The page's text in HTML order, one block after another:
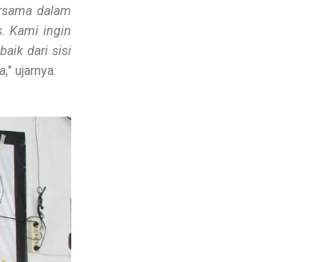
dalam
Kami ingin
dari sisi
,” ujarnya.